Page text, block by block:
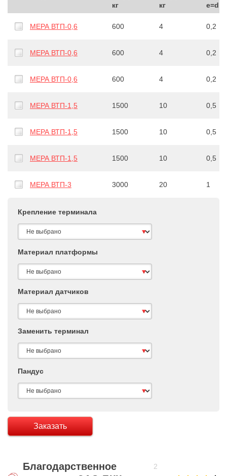
кг
кг
e=d,
МЕРА ВТП-0,6 600 4 0,2
МЕРА ВТП-0,6 600 4 0,2
МЕРА ВТП-0,6 600 4 0,2
МЕРА ВТП-1,5 1500 10 0,5
МЕРА ВТП-1,5 1500 10 0,5
МЕРА ВТП-1,5 1500 10 0,5
МЕРА ВТП-3 3000 20 1
Крепление терминала
Материал платформы
Материал датчиков
Заменить терминал
Пандус
Заказать
Благодарственное
2